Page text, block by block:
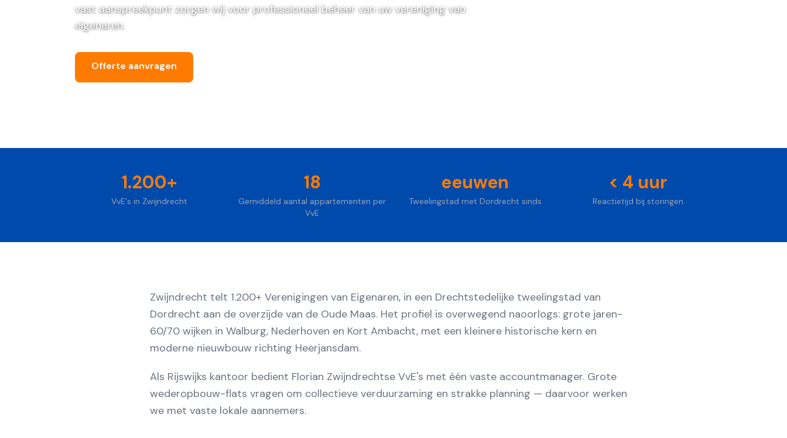
vast aanspreekpunt zorgen wij voor professioneel beheer van uw vereniging van
eigenaren.
Offerte aanvragen
1.200+
VvE's in Zwijndrecht
18
Gemiddeld aantal appartementen per
VvE
eeuwen
Tweelingstad met Dordrecht sinds
< 4 uur
Reactietijd bij storingen
Zwijndrecht telt 1.200+ Verenigingen van Eigenaren, in een Drechtstedelijke tweelingstad van
Dordrecht aan de overzijde van de Oude Maas. Het profiel is overwegend naoorlogs: grote jaren-
60/70 wijken in Walburg, Nederhoven en Kort Ambacht, met een kleinere historische kern en
moderne nieuwbouw richting Heerjansdam.
Als Rijswijks kantoor bedient Florian Zwijndrechtse VvE's met één vaste accountmanager. Grote
wederopbouw-flats vragen om collectieve verduurzaming en strakke planning — daarvoor werken
we met vaste lokale aannemers.